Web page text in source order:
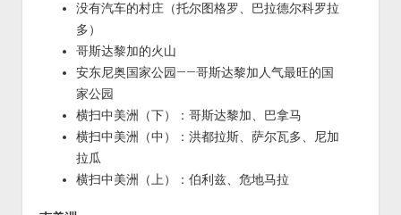
没有汽车的村庄（托尔图格罗、巴拉德尔科罗拉
多）
哥斯达黎加的火山
安东尼奥国家公园——哥斯达黎加人气最旺的国
家公园
横扫中美洲（下）：哥斯达黎加、巴拿马
横扫中美洲（中）：洪都拉斯、萨尔瓦多、尼加
拉瓜
横扫中美洲（上）：伯利兹、危地马拉